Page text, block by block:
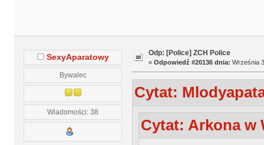
SexyAparatowy
Bywalec
Wiadomości: 38
Odp: [Police] ZCH Police
« Odpowiedź #20136 dnia: Września
Cytat:
Cytat: Arkona w